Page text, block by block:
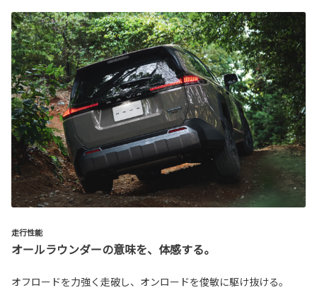
走行性能
オールラウンダーの意味を、体感する。
オフロードを力強く走破し、オンロードを俊敏に駆け抜ける。